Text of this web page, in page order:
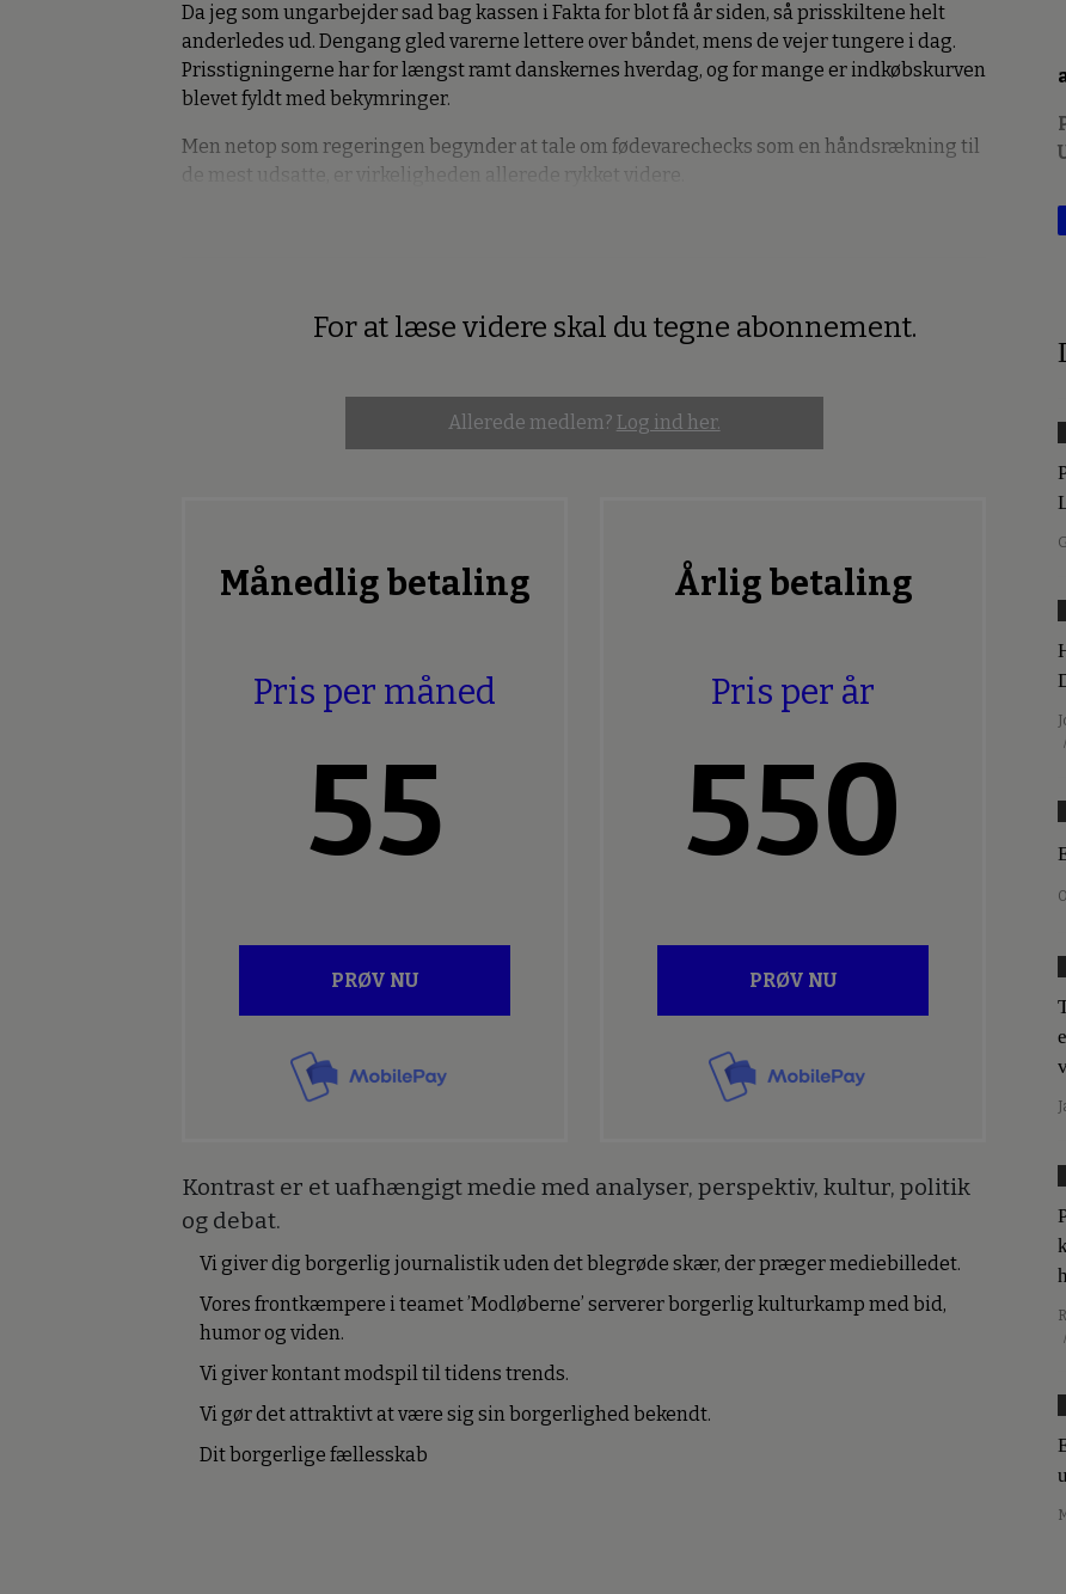
Da jeg som ungarbejder sad bag kassen i Fakta for blot få år siden, så prisskiltene helt
anderledes ud. Dengang gled varerne lettere over båndet, mens de vejer tungere i dag.
Prisstigningerne har for længst ramt danskernes hverdag, og for mange er indkøbskurven
blevet fyldt med bekymringer.
Men netop som regeringen begynder at tale om fødevarechecks som en håndsrækning til
de mest udsatte, er virkeligheden allerede rykket videre.
PremiumFor at læse videre skal du tegne abonnement.
Allerede medlem? Log ind her.
Månedlig betaling
Pris per måned
55
PRØV NU
Årlig betaling
Pris per år
550
PRØV NU
Kontrast er et uafhængigt medie med analyser, perspektiv, kultur, politik
og debat.
Vi giver dig borgerlig journalistik uden det blegrøde skær, der præger mediebilledet.
Vores frontkæmpere i teamet ’Modløberne’ serverer borgerlig kulturkamp med bid,
humor og viden.
Vi giver kontant modspil til tidens trends.
Vi gør det attraktivt at være sig sin borgerlighed bekendt.
Dit borgerlige fællesskab